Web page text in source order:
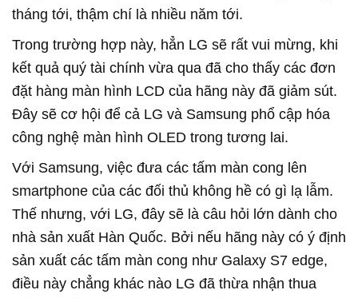
tháng tới, thậm chí là nhiều năm tới.
Trong trường hợp này, hẳn LG sẽ rất vui mừng, khi
kết quả quý tài chính vừa qua đã cho thấy các đơn
đặt hàng màn hình LCD của hãng này đã giảm sút.
Đây sẽ cơ hội để cả LG và Samsung phổ cập hóa
công nghệ màn hình OLED trong tương lai.
Với Samsung, việc đưa các tấm màn cong lên
smartphone của các đối thủ không hề có gì lạ lẫm.
Thế nhưng, với LG, đây sẽ là câu hỏi lớn dành cho
nhà sản xuất Hàn Quốc. Bởi nếu hãng này có ý định
sản xuất các tấm màn cong như Galaxy S7 edge,
điều này chẳng khác nào LG đã thừa nhận thua